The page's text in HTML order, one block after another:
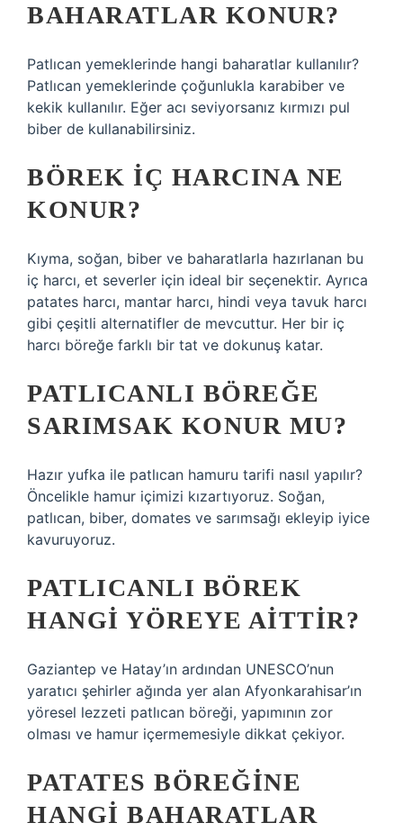
BAHARATLAR KONUR?
Patlıcan yemeklerinde hangi baharatlar kullanılır?
Patlıcan yemeklerinde çoğunlukla karabiber ve
kekik kullanılır. Eğer acı seviyorsanız kırmızı pul
biber de kullanabilirsiniz.
BÖREK IÇ HARCINA NE
KONUR?
Kıyma, soğan, biber ve baharatlarla hazırlanan bu
iç harcı, et severler için ideal bir seçenektir. Ayrıca
patates harcı, mantar harcı, hindi veya tavuk harcı
gibi çeşitli alternatifler de mevcuttur. Her bir iç
harcı böreğe farklı bir tat ve dokunuş katar.
PATLICANLI BÖREĞE
SARIMSAK KONUR MU?
Hazır yufka ile patlıcan hamuru tarifi nasıl yapılır?
Öncelikle hamur içimizi kızartıyoruz. Soğan,
patlıcan, biber, domates ve sarımsağı ekleyip iyice
kavuruyoruz.
PATLICANLI BÖREK
HANGI YÖREYE AITTIR?
Gaziantep ve Hatay’ın ardından UNESCO’nun
yaratıcı şehirler ağında yer alan Afyonkarahisar’ın
yöresel lezzeti patlıcan böreği, yapımının zor
olması ve hamur içermemesiyle dikkat çekiyor.
PATATES BÖREĞINE
HANGI BAHARATLAR